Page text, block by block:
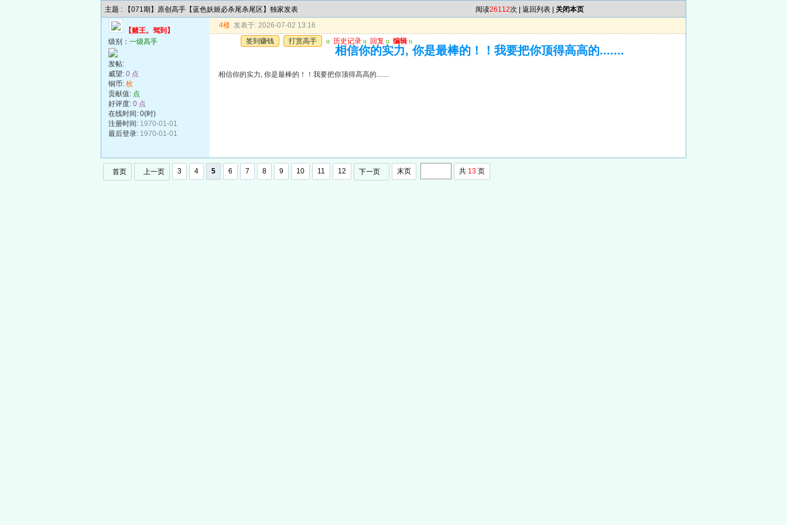
主题 : 【071期】原创高手【蓝色妖姬必杀尾杀尾区】独家发表 阅读26112次 | 返回列表 关闭本页
【赌王。驾到】
级别： 一级高手
发帖:
威望: 0 点
铜币: 枚
贡献值: 点
好评度: 0 点
在线时间: 0(时)
注册时间: 1970-01-01
最后登录: 1970-01-01
4楼 发表于: 2026-07-02 13:16
签到赚钱
打赏高手 u 历史记录 u 回复 u 编辑 u
相信你的实力, 你是最棒的！！我要把你顶得高高的.......
相信你的实力, 你是最棒的！！我要把你顶得高高的.......
首页 上一页 3 4 5 6 7 8 9 10 11 12 下一页 末页 共 13 页